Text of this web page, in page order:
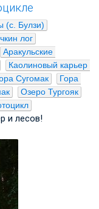
(с. Булзи)
лог
Аракульские
Каолиновый карьер
Сугомак
Гора
Озеро Тургояк
и лесов!